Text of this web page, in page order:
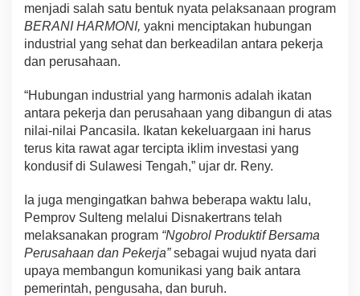
menjadi salah satu bentuk nyata pelaksanaan program
BERANI HARMONI, yakni menciptakan hubungan
industrial yang sehat dan berkeadilan antara pekerja
dan perusahaan.
“Hubungan industrial yang harmonis adalah ikatan
antara pekerja dan perusahaan yang dibangun di atas
nilai-nilai Pancasila. Ikatan kekeluargaan ini harus
terus kita rawat agar tercipta iklim investasi yang
kondusif di Sulawesi Tengah,” ujar dr. Reny.
Ia juga mengingatkan bahwa beberapa waktu lalu,
Pemprov Sulteng melalui Disnakertrans telah
melaksanakan program “Ngobrol Produktif Bersama
Perusahaan dan Pekerja”sebagai wujud nyata dari
upaya membangun komunikasi yang baik antara
pemerintah, pengusaha, dan buruh.